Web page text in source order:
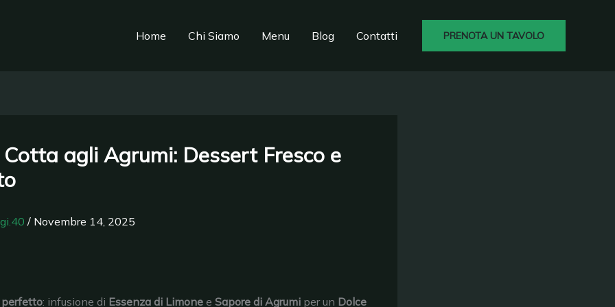
Home Chi Siamo Menu Blog Contatti PRENOTA UN TAVOLO
Cotta agli Agrumi: Dessert Fresco e
/ Novembre 14, 2025
perfetto: infusione di Essenza di Limone eSapore di Agrumi per un Dolce